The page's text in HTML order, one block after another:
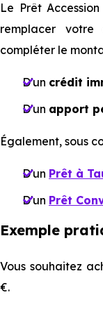
Le Prêt
remplacer
compléter le
D'un crédit
D'un apport
Également, sous
D'un Prêt à
D'un Prêt
Exemple
Vous souhaitez
€.